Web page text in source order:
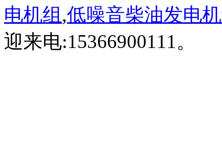
电机组 ,低噪音柴油发电
迎来电:15366900111。